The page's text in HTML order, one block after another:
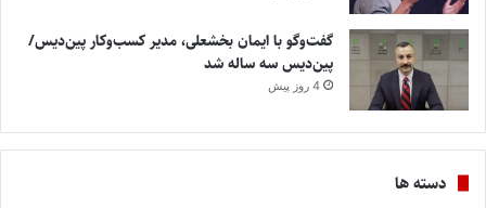
گفت‌وگو با ایمان بخشعلی، مدیر کسب‌وکار پین‌دیس/
پین‌دیس سه ساله شد
4 روز پیش
دسته ها